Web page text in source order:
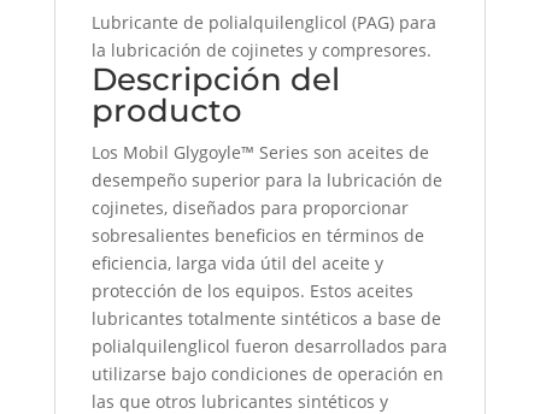
Lubricante de polialquilenglicol (PAG) para
la lubricación de cojinetes y compresores.
Descripción del
producto
Los Mobil Glygoyle™ Series son aceites de
desempeño superior para la lubricación de
cojinetes, diseñados para proporcionar
sobresalientes beneficios en términos de
eficiencia, larga vida útil del aceite y
protección de los equipos. Estos aceites
lubricantes totalmente sintéticos a base de
polialquilenglicol fueron desarrollados para
utilizarse bajo condiciones de operación en
las que otros lubricantes sintéticos y